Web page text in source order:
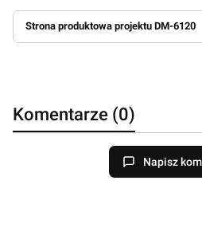
Strona produktowa projektu DM-6120
Komentarze (0)
Napisz